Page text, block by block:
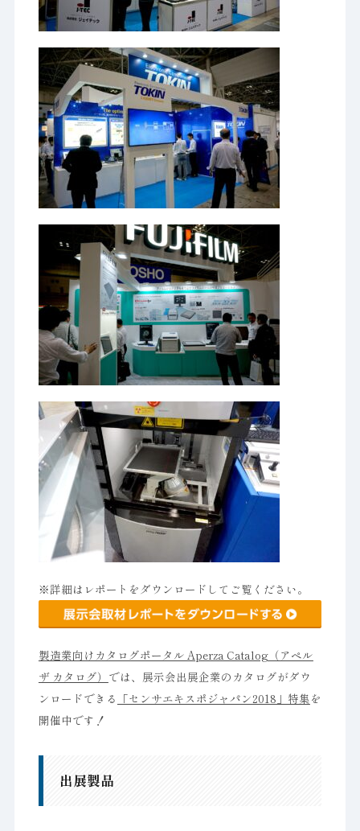
※詳細はレポートをダウンロードしてご覧ください。
製造業向けカタログポータル Aperza Catalog（アペル
ザ カタログ） では、展示会出展企業のカタログがダウ
ンロードできる 「センサエキスポジャパン2018」特集を
開催中です！
出展製品